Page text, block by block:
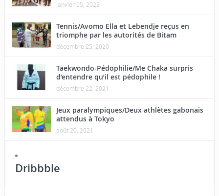
janvier 05, 2022
Tennis/Avomo Ella et Lebendje reçus en
triomphe par les autorités de Bitam
décembre 25, 2020
Taekwondo-Pédophilie/Me Chaka surpris
d’entendre qu’il est pédophile !
décembre 22, 2021
Jeux paralympiques/Deux athlètes gabonais
attendus à Tokyo
août 20, 2021
Dribbble